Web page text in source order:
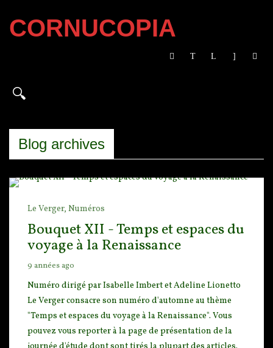
CORNUCOPIA
Blog archives
Le Verger, Numéros
Bouquet XII - Temps et espaces du
voyage à la Renaissance
9 années ago
Numéro dirigé par Isabelle Imbert et Adeline Lionetto
Le Verger consacre son numéro d'automne au thème
"Temps et espaces du voyage à la Renaissance". Vous
pouvez vous reporter à la page de présentation de la